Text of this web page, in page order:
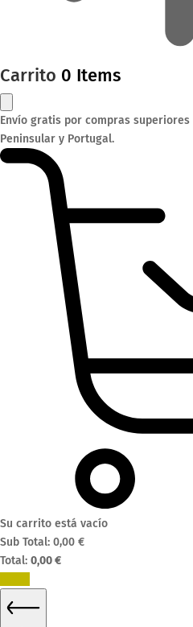
Carrito 0 Items
Envío gratis por compras superiores
Peninsular y Portugal.
Su carrito está vacío
Sub Total: 0,00 €
Total: 0,00€